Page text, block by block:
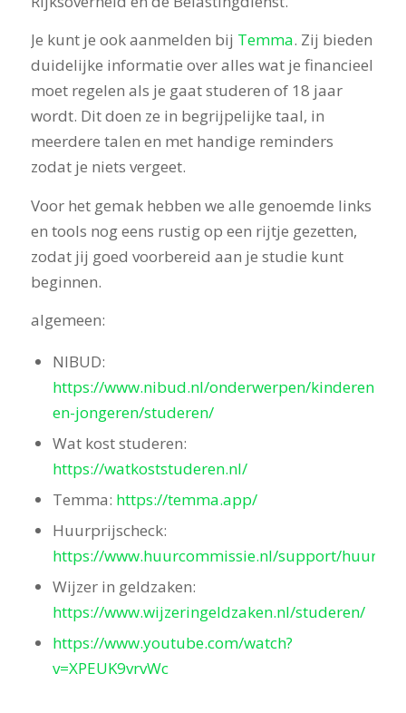
Je kunt je ook aanmelden bij Temma. Zij bieden
duidelijke informatie over alles wat je financieel
moet regelen als je gaat studeren of 18 jaar
wordt. Dit doen ze in begrijpelijke taal, in
meerdere talen en met handige reminders
zodat je niets vergeet.
Voor het gemak hebben we alle genoemde links
en tools nog eens rustig op een rijtje gezetten,
zodat jij goed voorbereid aan je studie kunt
beginnen.
algemeen:
NIBUD:
https://www.nibud.nl/onderwerpen/kinderen-
en-jongeren/studeren/
Wat kost studeren:
https://watkoststuderen.nl/
Temma: https://temma.app/
Huurprijscheck:
https://www.huurcommissie.nl/support/
Wijzer in geldzaken:
https://www.wijzeringeldzaken.nl/studeren/
https://www.youtube.com/watch?
v=XPEUK9vrvWc